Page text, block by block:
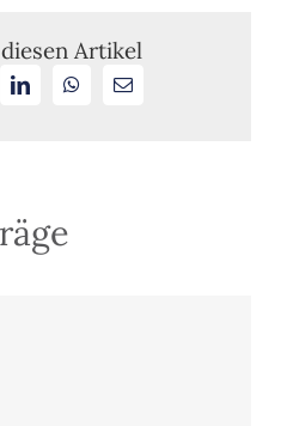
Artikel
LinkedInWhatsApp
E-